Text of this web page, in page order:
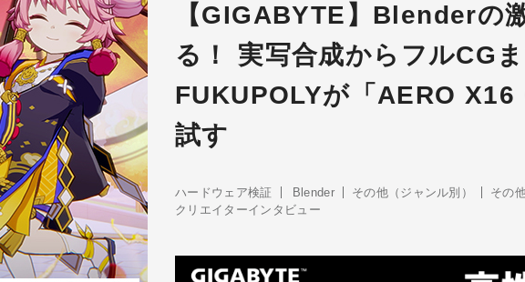
【GIGABYTE】Blenderの
る！ 実写合成からフルCG
FUKUPOLYが「AERO
試す
ハードウェア検証 Blender その他（ジャンル別）
その
クリエイターインタビュー